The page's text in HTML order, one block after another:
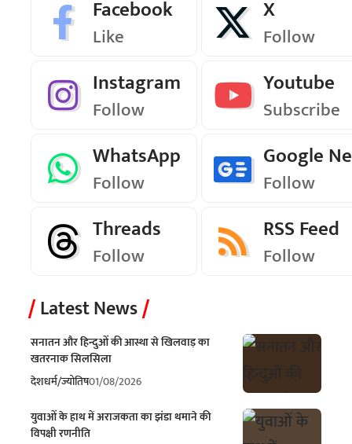
Facebook
Like
X
Follow
Instagram
Follow
Youtube
Subscribe
WhatsApp
Follow
Google
Follow
Threads
Follow
RSS Feed
Follow
Latest News
सनातन और हिन्दुओं की आस्था से खिलवाड़ का
खतरनाक सिलसिला
देशधर्म/ज्योतिष01/08/2026
युवाओं के हाथ में अराजकता का झंडा थमाने की
विपक्षी रणनीति